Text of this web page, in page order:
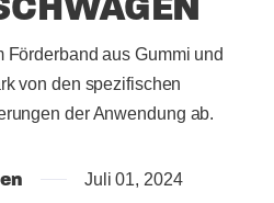
aus Gummi und
von den spezifischen
der Anwendung ab.
Juli 01, 2024